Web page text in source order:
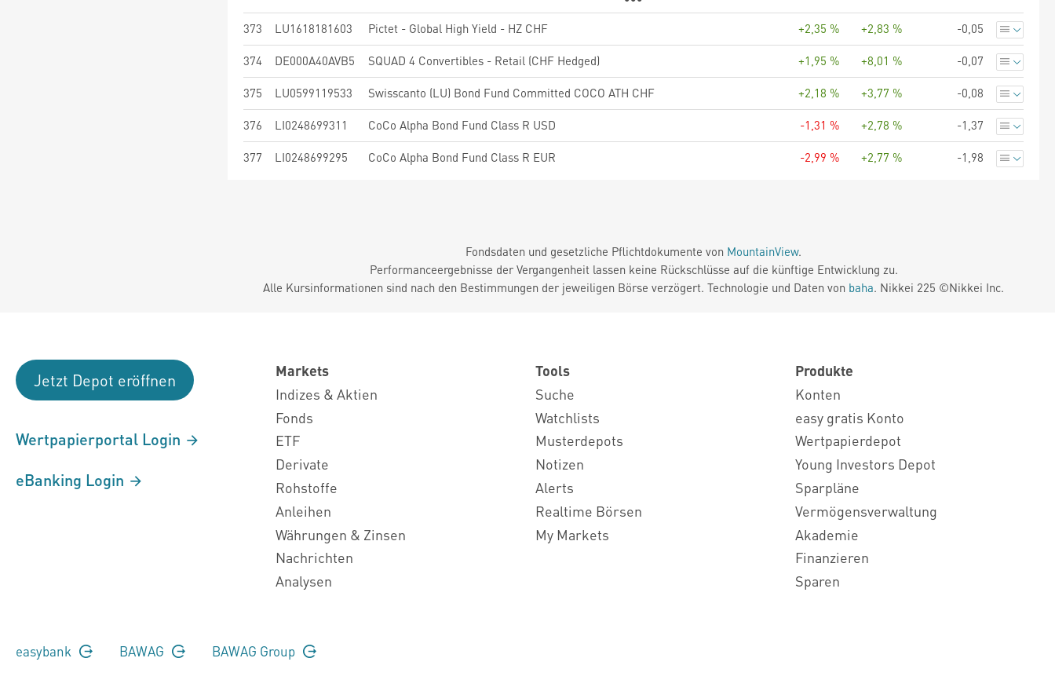
373 LU1618181603 Pictet - Global High Yield - HZ CHF +2,35 % +2,83 % -0,05
374 DE000A40AVB5 SQUAD 4 Convertibles - Retail (CHF Hedged) +1,95 % +8,01 % -0,07
375 LU0599119533 Swisscanto (LU) Bond Fund Committed COCO ATH CHF +2,18 % +3,77 % -0,08
376 LI0248699311 CoCo Alpha Bond Fund Class R USD -1,31 % +2,78 % -1,37
377 LI0248699295 CoCo Alpha Bond Fund Class R EUR -2,99 % +2,77 % -1,98
Fondsdaten und gesetzliche Pflichtdokumente von MountainView.
Performanceergebnisse der Vergangenheit lassen keine Rückschlüsse auf die künftige Entwicklung zu.
Alle Kursinformationen sind nach den Bestimmungen der jeweiligen Börse verzögert. Technologie und Daten von baha. Nikkei 225 ©Nikkei Inc.
Jetzt Depot eröffnen
Wertpapierportal Login
eBanking Login
Markets
Indizes & Aktien
Fonds
ETF
Derivate
Rohstoffe
Anleihen
Währungen & Zinsen
Nachrichten
Analysen
Tools
Suche
Watchlists
Musterdepots
Notizen
Alerts
Realtime Börsen
My Markets
Produkte
Konten
easy gratis Konto
Wertpapierdepot
Young Investors Depot
Sparpläne
Vermögensverwaltung
Akademie
Finanzieren
Sparen
easybank BAWAG BAWAG Group